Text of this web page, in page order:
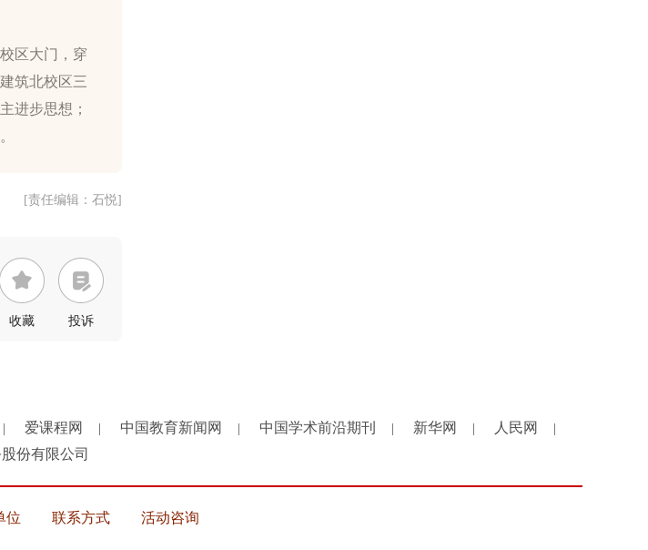
区大门，穿
筑北校区三
进步思想；
[责任编辑：石悦]
收藏 投诉
爱课程网 中国教育新闻网 中国学术前沿期刊 新华网 人民网
份有限公司
位 联系方式 活动咨询